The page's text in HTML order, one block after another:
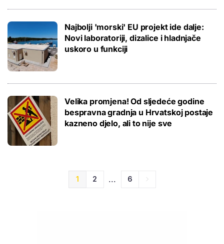
Najbolji 'morski' EU projekt ide dalje:
Novi laboratoriji, dizalice i hladnjače
uskoro u funkciji
Velika promjena! Od sljedeće godine
bespravna gradnja u Hrvatskoj postaje
kazneno djelo, ali to nije sve
1 2 ... 6